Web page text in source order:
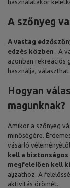
használatakor
A szőnyeg
A vastag
edzés közben . A
azonban rekreációs
használja,
Hogyan
magunknak?
Amikor a szőnyeg
minőségére.
vásárló
kell a
megfelelően kell
aljzathoz. A
aktivitás örömét.